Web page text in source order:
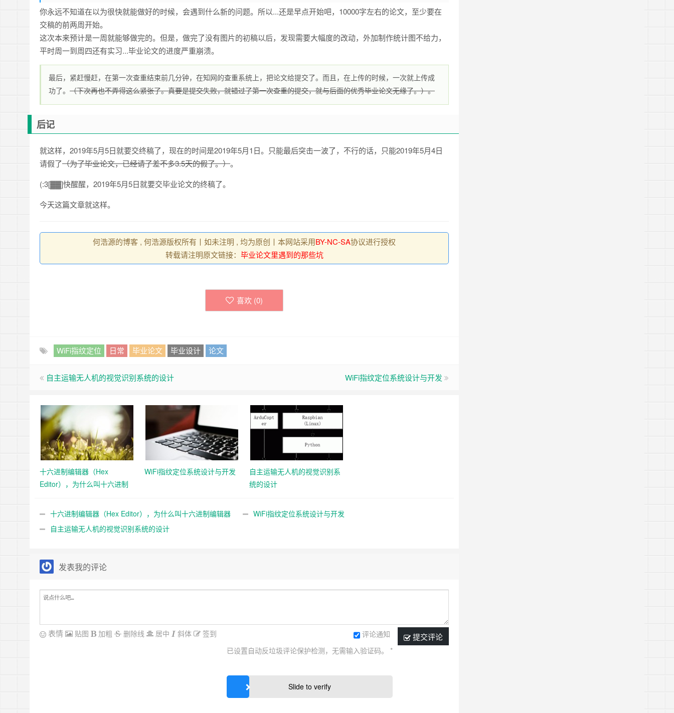
你永远不知道在以为很快就能做好的时候，会遇到什么新的问题。所以...还是早点开始吧，10000字左右的论文，至少要在
交稿的前两周开始。
这次本来预计是一周就能够做完的。但是，做完了没有图片的初稿以后，发现需要大幅度的改动，外加制作统计图不给力，
平时周一到周四还有实习...毕业论文的进度严重崩溃。
最后，紧赶慢赶，在第一次查重结束前几分钟，在知网的查重系统上，把论文给提交了。而且，在上传的时候，一次就上传成
功了。 （下次再也不弄得这么紧张了。真要是提交失败，就错过了第一次查重的提交，就与后面的优秀毕业论文无缘了。）。
后记
就这样，2019年5月5日就要交终稿了，现在的时间是2019年5月1日。只能最后突击一波了，不行的话，只能2019年5月4日
请假了（为了毕业论文，已经请了差不多3.5天的假了。）。
(:3[▓▓]快醒醒，2019年5月5日就要交毕业论文的终稿了。
今天这篇文章就这样。
何浩源的博客 , 何浩源版权所有丨如未注明 , 均为原创丨本网站采用BY-NC-SA协议进行授权
转载请注明原文链接： 毕业论文里遇到的那些坑
喜欢 (0)
WiFi指纹定位 日常 毕业论文 毕业设计 论文
自主运输无人机的视觉识别系统的设计 WiFi指纹定位系统设计与开发
十六进制编辑器（Hex
Editor），为什么叫十六进制
明明编辑的是二进制内容呀。
WiFi指纹定位系统设计与开发
自主运输无人机的视觉识别系
统的设计
十六进制编辑器（Hex Editor），为什么叫十六进制编辑器
呢？十六进制编辑器，明明编辑的是二进制内容呀。
WiFi指纹定位系统设计与开发
自主运输无人机的视觉识别系统的设计
发表我的评论
提交评论
评论通知
已设置自动反垃圾评论保护检测，无需输入验证码。
*
Slide to verify
表情 贴图 加粗 删除线 居中 斜体 签到